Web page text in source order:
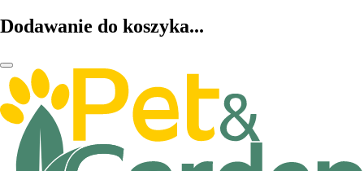
Dodawanie do koszyka...